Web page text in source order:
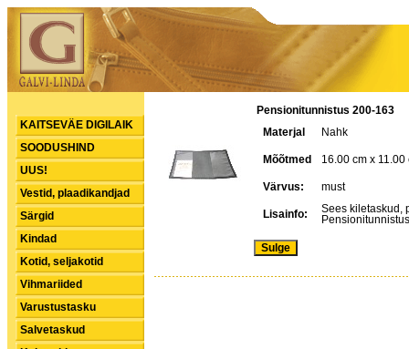
KAITSEVÄE DIGILAIK
SOODUSHIND
UUS!
Vestid, plaadikandjad
Särgid
Kindad
Kotid, seljakotid
Vihmariided
Varustustasku
Salvetaskud
Pensionitunnistus 200-163
Materjal
Nahk
Mõõtmed 16.00 cm x 11.00
Värvus: must
Lisainfo:
Sees kiletaskud,
Pensionitunnistus